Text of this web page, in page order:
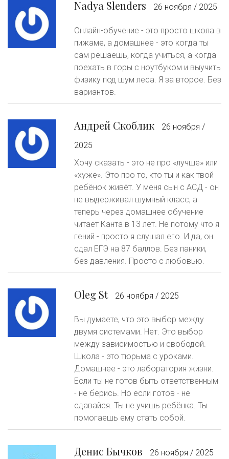
Nadya Slenders 26 ноября / 2025
Онлайн-обучение - это просто школа в
пижаме, а домашнее - это когда ты
сам решаешь, когда учиться, а когда
поехать в горы с ноутбуком и выучить
физику под шум леса. Я за второе. Без
вариантов.
Андрей Скоблик
26 ноября /
2025
Хочу сказать - это не про «лучше» или
«хуже». Это про то, кто ты и как твой
ребёнок живёт. У меня сын с АСД - он
не выдерживал шумный класс, а
теперь через домашнее обучение
читает Канта в 13 лет. Не потому что я
гений - просто я слушал его. И да, он
сдал ЕГЭ на 87 баллов. Без паники,
без давления. Просто с любовью.
Oleg St 26 ноября / 2025
Вы думаете, что это выбор между
двумя системами. Нет. Это выбор
между зависимостью и свободой.
Школа - это тюрьма с уроками.
Домашнее - это лаборатория жизни.
Если ты не готов быть ответственным
- не берись. Но если готов - не
сдавайся. Ты не учишь ребёнка. Ты
помогаешь ему стать собой.
Денис Бычков 26 ноября / 2025